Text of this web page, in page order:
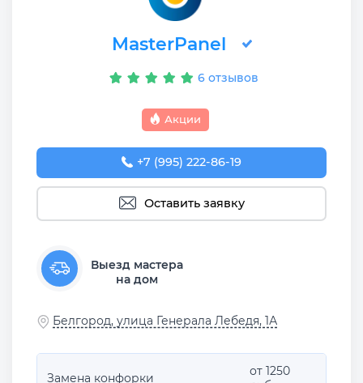
MasterPanel
6 отзывов
Акции
+7 (995) 222-86-19
Оставить заявку
Выезд мастера
на дом
Белгород, улица Генерала Лебедя, 1А
Замена конфорки
от 1250